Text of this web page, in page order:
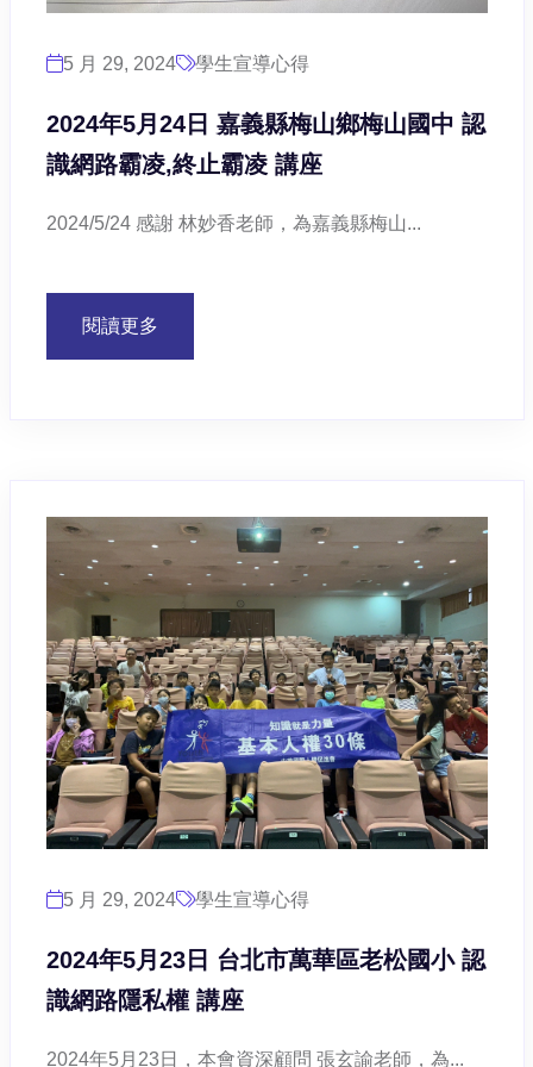
5 月 29, 2024 學生宣導心得
2024年5月24日 嘉義縣梅山鄉梅山國中 認
識網路霸凌,終止霸凌 講座
2024/5/24 感謝 林妙香老師，為嘉義縣梅山...
閱讀更多
5 月 29, 2024 學生宣導心得
2024年5月23日 台北市萬華區老松國小 認
識網路隱私權 講座
2024年5月23日，本會資深顧問 張玄諭老師，為...